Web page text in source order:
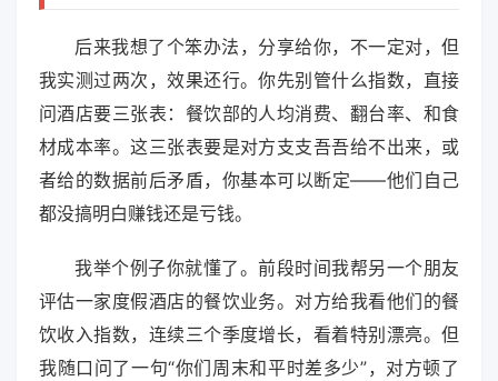
后来我想了个笨办法，分享给你，不一定对，但
我实测过两次，效果还行。你先别管什么指数，直接
问酒店要三张表：餐饮部的人均消费、翻台率、和食
材成本率。这三张表要是对方支支吾吾给不出来，或
者给的数据前后矛盾，你基本可以断定——他们自己
都没搞明白赚钱还是亏钱。
我举个例子你就懂了。前段时间我帮另一个朋友
评估一家度假酒店的餐饮业务。对方给我看他们的餐
饮收入指数，连续三个季度增长，看着特别漂亮。但
我随口问了一句“你们周末和平时差多少”，对方顿了